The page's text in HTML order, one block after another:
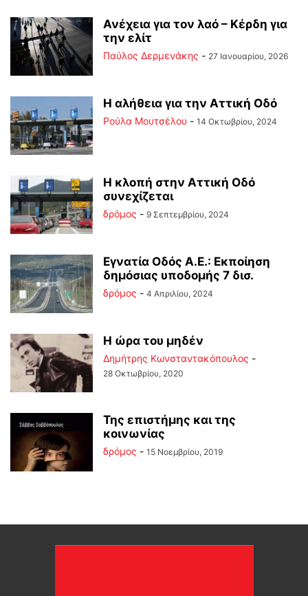
Ανέχεια για τον λαό – Κέρδη για
την ελίτ
Παύλος Δερμενάκης - 27 Ιανουαρίου, 2026
Η αλήθεια για την Αττική Οδό
Ρούλα Μουτσέλου - 14 Οκτωβρίου, 2024
Η κλοπή στην Αττική Οδό
συνεχίζεται
δρόμος - 9 Σεπτεμβρίου, 2024
Εγνατία Οδός Α.Ε.: Εκποίηση
δημόσιας υποδομής 7 δισ.
δρόμος - 4 Απριλίου, 2024
Η ώρα του μηδέν
Δημήτρης Κωνσταντακόπουλος -
28 Οκτωβρίου, 2020
Της επιστήμης και της
κοινωνίας
δρόμος - 15 Νοεμβρίου, 2019